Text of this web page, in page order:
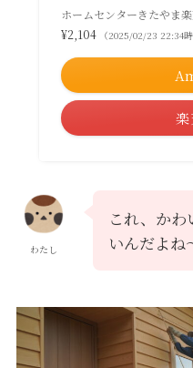
ホームセンターきたやま
¥2,104 （2025/02/23 22:34
楽
わたし
これ、か
いんだよね